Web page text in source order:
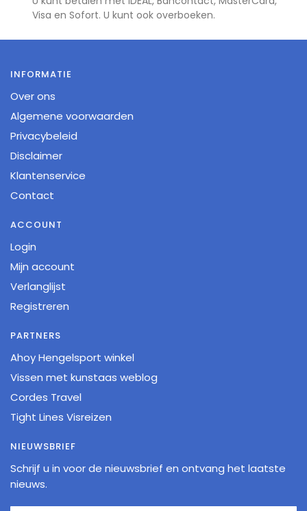
Visa en Sofort. U kunt ook overboeken.
INFORMATIE
Over ons
Algemene voorwaarden
Privacybeleid
Disclaimer
Klantenservice
Contact
ACCOUNT
Login
Mijn account
Verlanglijst
Registreren
PARTNERS
Ahoy Hengelsport winkel
Vissen met kunstaas weblog
Cordes Travel
Tight Lines Visreizen
NIEUWSBRIEF
Schrijf u in voor de nieuwsbrief en ontvang het laatste
nieuws.